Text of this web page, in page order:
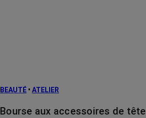
BEAUTÉ • ATELIER
Bourse aux accessoires de tête